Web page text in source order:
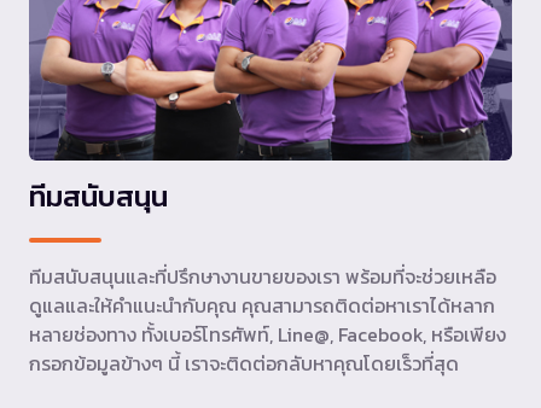
ทีมสนับสนุน
ทีมสนับสนุนและที่ปรึกษางานขายของเรา พร้อมที่จะช่วยเหลือ
ดูแลและให้คำแนะนำกับคุณ คุณสามารถติดต่อหาเราได้หลาก
หลายช่องทาง ทั้งเบอร์โทรศัพท์, Line@, Facebook, หรือเพียง
กรอกข้อมูลข้างๆ นี้ เราจะติดต่อกลับหาคุณโดยเร็วที่สุด